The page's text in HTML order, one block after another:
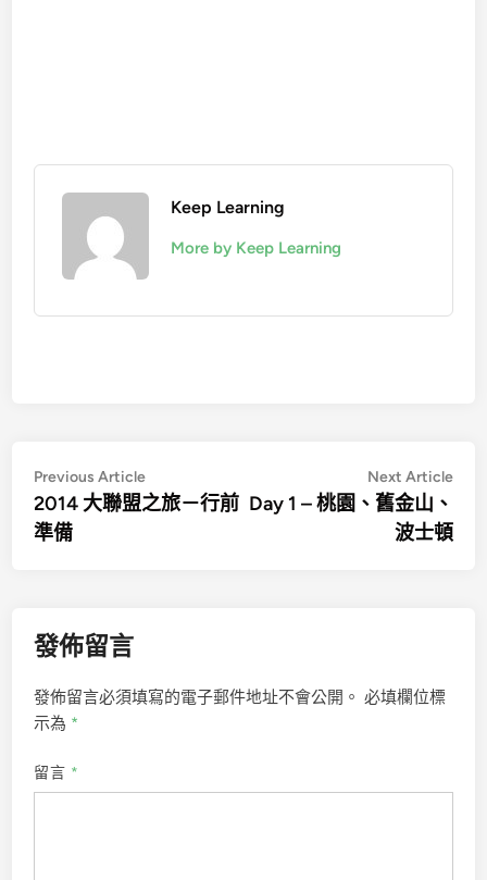
Keep Learning
More by Keep Learning
文
章
導
Previous ArticlePrevious
article:
2014 大聯盟之旅－行前
準備
Next Article
Day 1 – 桃園、舊金山、
波士頓
發佈留言
發佈留言必須填寫的電子郵件地址不會公開。 必填欄位標
示為 *
留言 *